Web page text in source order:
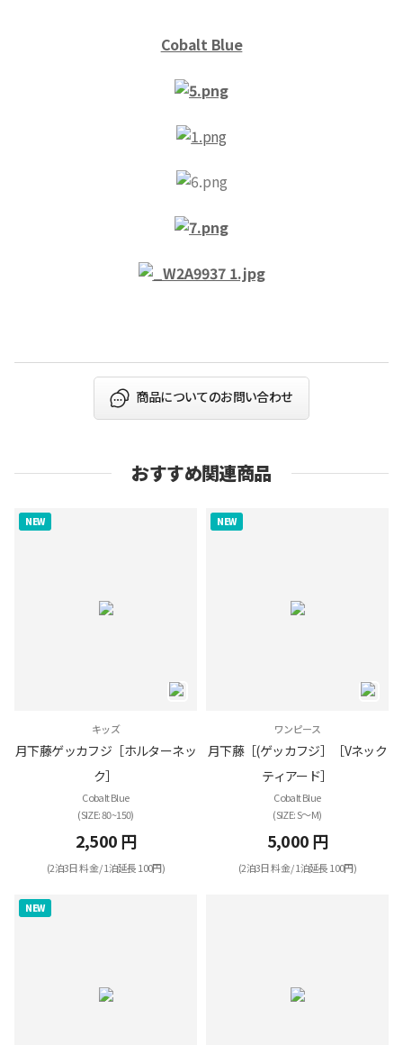
Cobalt Blue
商品についてのお問い合わせ
おすすめ関連商品
NEW
キッズ
月下藤ゲッカフジ［ホルターネッ
ク］
Cobalt Blue
(SIZE: 80~150)
2,500 円
(2泊3日 料金 / 1泊延長 100円)
NEW
ワンピース
月下藤［(ゲッカフジ］［Vネック
ティアード］
Cobalt Blue
(SIZE: S～M)
5,000 円
(2泊3日 料金 / 1泊延長 100円)
NEW